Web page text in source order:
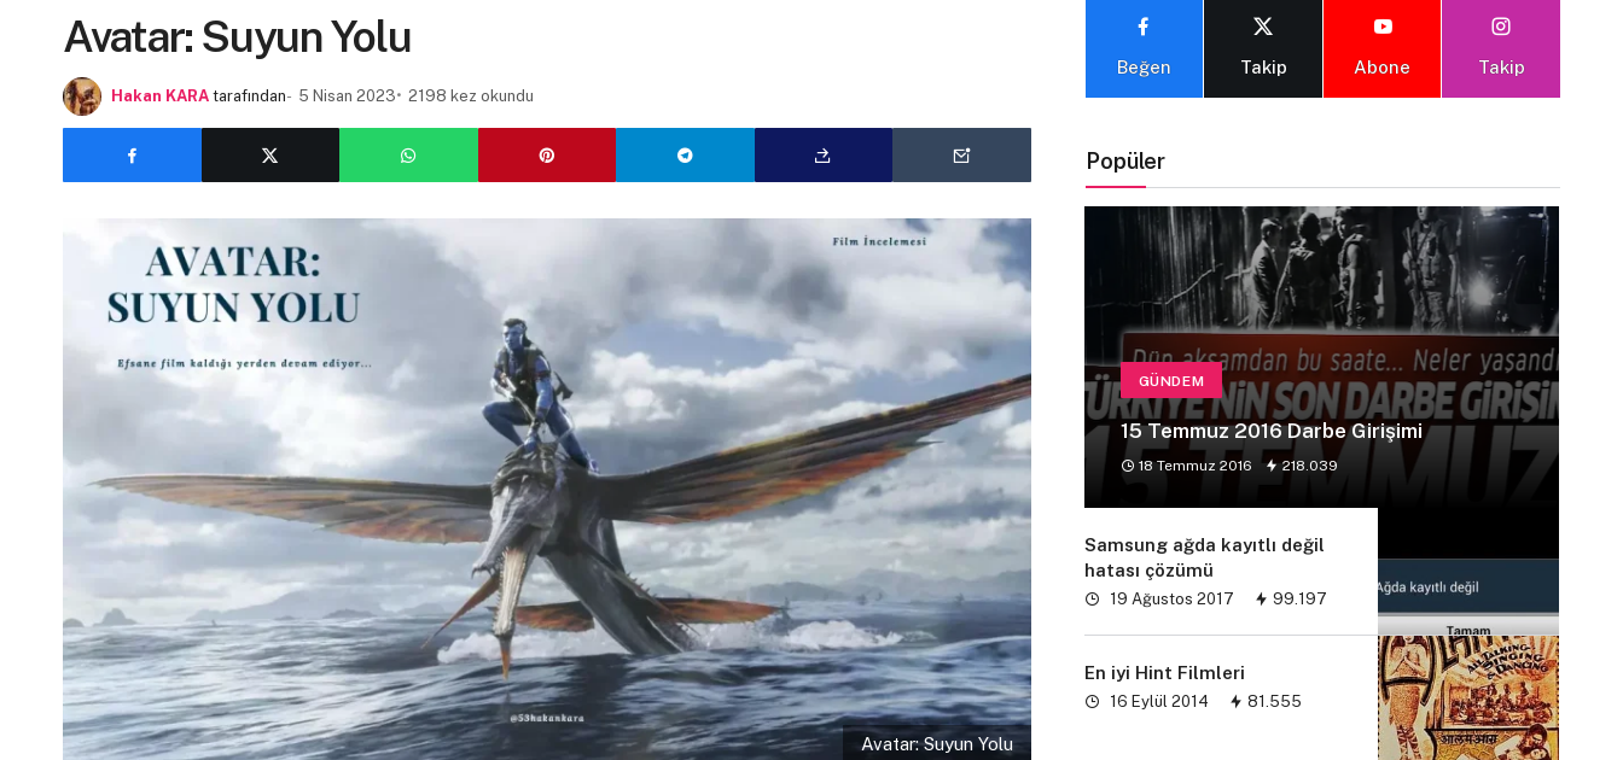
Avatar: Suyun Yolu
Hakan KARA tarafından 5 Nisan 2023 2198 kez okundu
Avatar: Suyun Yolu
Beğen Takip Abone Takip
Popüler
GÜNDEM
15 Temmuz 2016 Darbe Girişimi
18 Temmuz 2016 218.039
Samsung ağda kayıtlı değil
hatası çözümü
19 Ağustos 2017 99.197
En iyi Hint Filmleri
16 Eylül 2014 81.555